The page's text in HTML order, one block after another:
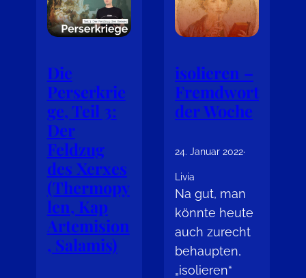
Die
Perserkrie
ge, Teil 3:
Der
Feldzug
des Xerxes
(Thermopy
len, Kap
Artemision
, Salamis)
isolieren –
Fremdwort
der Woche
24. Januar 2022·
Livia
Na gut, man
könnte heute
auch zurecht
behaupten,
„isolieren“